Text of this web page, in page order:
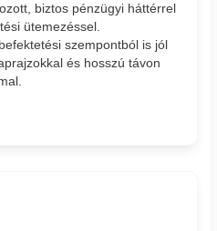
biztos pénzügyi háttérrel
ütemezéssel.
szempontból is jól
és hosszú távon